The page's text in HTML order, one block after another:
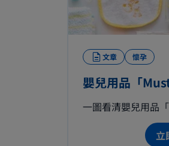
文章 懷孕
嬰兒用品「
一圖看清嬰兒用品
立